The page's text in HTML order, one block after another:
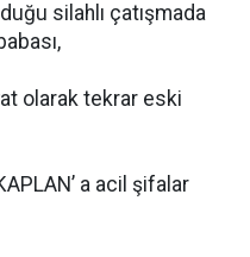
silahlı çatışmada
olarak tekrar eski
a acil şifalar